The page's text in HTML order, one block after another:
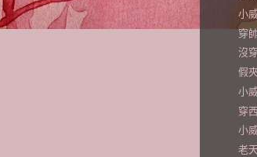
小
穿
沒
假
小
穿
小
老